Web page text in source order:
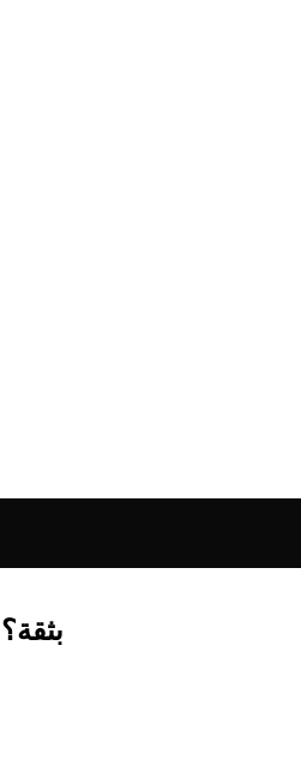
مراجعة شاملة: كيف يمكن المراهنة على 1xbet بثقة؟